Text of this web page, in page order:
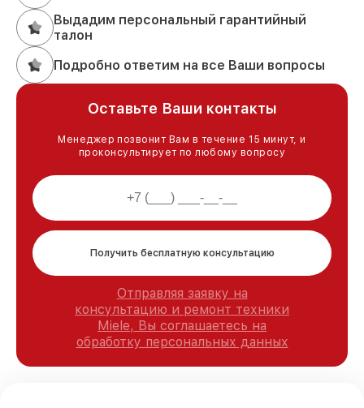
Выдадим персональный гарантийный
талон
Подробно ответим на все Ваши вопросы
Оставьте Ваши контакты
Менеджер позвонит Вам в течение 15 минут, и
проконсультирует по любому вопросу
Получить бесплатную консультацию
Отправляя заявку на
консультацию и ремонт техники
Miele, Вы соглашаетесь на
обработку персональных данных